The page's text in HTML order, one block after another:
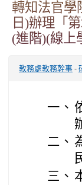
轉知法官學
日)辦理「
(進階)(線上
教務處教務幹事 -
一、
二、
三、